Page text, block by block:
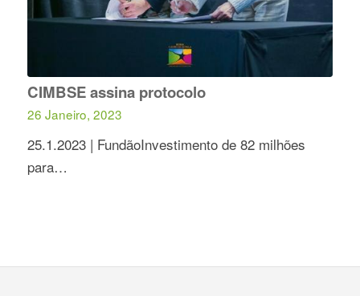
CIMBSE assina protocolo
26 Janeiro, 2023
25.1.2023 | FundãoInvestimento de 82 milhões
para…